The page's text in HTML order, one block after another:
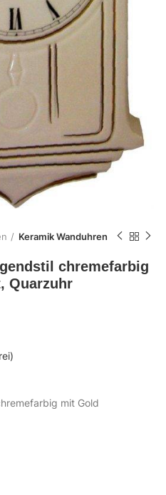
Keramik Wanduhren
chremefarbig
Quarzuhr
mit Gold